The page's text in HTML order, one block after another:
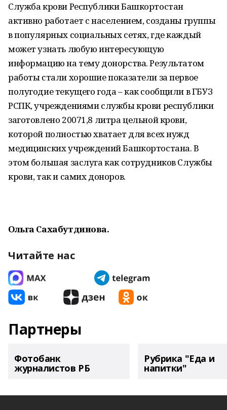
Служба крови Республики Башкортостан
активно работает с населением, созданы группы
в популярных социальных сетях, где каждый
может узнать любую интересующую
информацию на тему донорства. Результатом
работы стали хорошие показатели за первое
полугодие текущего года – как сообщили в ГБУЗ
РСПК, учреждениями службы крови республики
заготовлено 20071,8 литра цельной крови,
которой полностью хватает для всех нужд
медицинских учреждений Башкортостана. В
этом большая заслуга как сотрудников Службы
крови, так и самих доноров.
Ольга Сахабутдинова.
Читайте нас
Партнеры
Фотобанк
журналистов РБ
Рубрика "Еда и
напитки"